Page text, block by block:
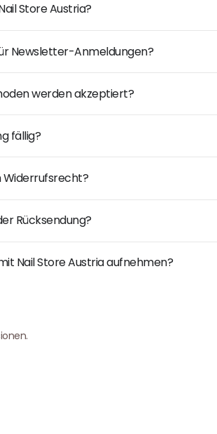
Store Austria?
Newsletter-Anmeldungen?
werden akzeptiert?
fällig?
Widerrufsrecht?
Rücksendung?
Nail Store Austria aufnehmen?